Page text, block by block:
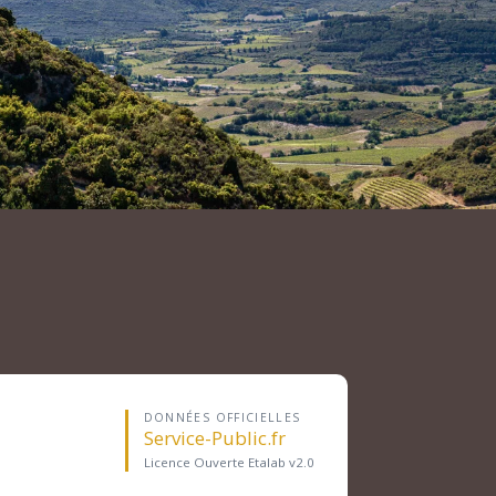
DONNÉES OFFICIELLES
Service-Public.fr
Licence Ouverte Etalab v2.0